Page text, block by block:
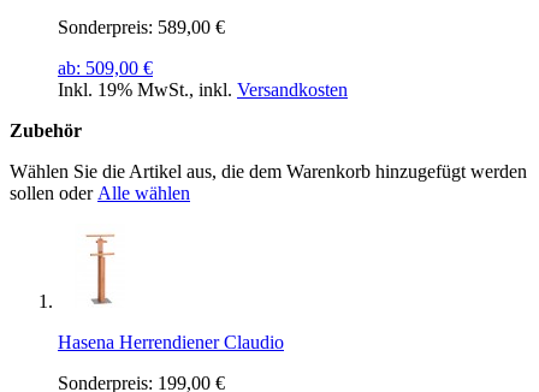
Sonderpreis: 589,00 €
ab: 509,00 €
Inkl. 19% MwSt., inkl. Versandkosten
Zubehör
Wählen Sie die Artikel aus, die dem Warenkorb hinzugefügt werden
sollen oder Alle wählen
Hasena Herrendiener Claudio
Sonderpreis: 199,00 €